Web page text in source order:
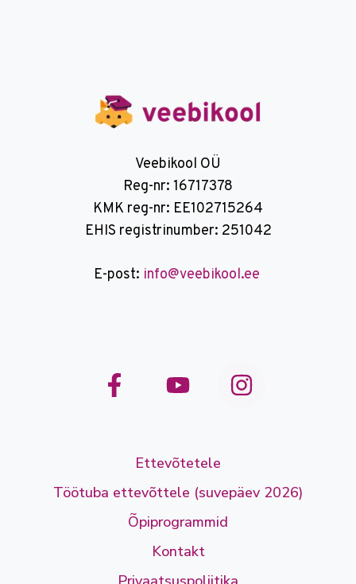
Veebikool OÜ
Reg-nr: 16717378
KMK reg-nr: EE102715264
EHIS registrinumber: 251042
E-post: info@veebikool.ee
Ettevõtetele
Töötuba ettevõttele (suvepäev 2026)
Õpiprogrammid
Kontakt